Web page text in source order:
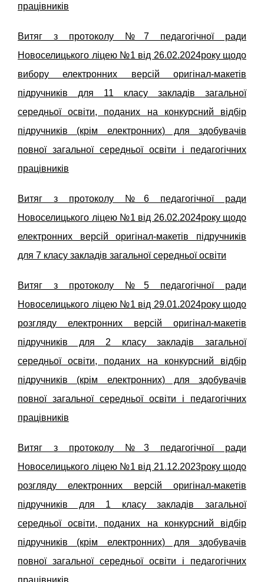
працівників
Витяг з протоколу №7 педагогічної ради
Новоселицького ліцею №1 від 26.02.2024року щодо
вибору електронних версій оригінал-макетів
підручників для 11 класу закладів загальної
середньої освіти, поданих на конкурсний відбір
підручників (крім електронних) для здобувачів
повної загальної середньої освіти і педагогічних
працівників
Витяг з протоколу №6 педагогічної ради
Новоселицького ліцею №1 від 26.02.2024року щодо
електронних версій оригінал-макетів підручників
для 7 класу закладів загальної середньої освіти
Витяг з протоколу №5 педагогічної ради
Новоселицького ліцею №1 від 29.01.2024року щодо
розгляду електронних версій оригінал-макетів
підручників для 2 класу закладів загальної
середньої освіти, поданих на конкурсний відбір
підручників (крім електронних) для здобувачів
повної загальної середньої освіти і педагогічних
працівників
Витяг з протоколу №3 педагогічної ради
Новоселицького ліцею №1 від 21.12.2023року щодо
розгляду електронних версій оригінал-макетів
підручників для 1 класу закладів загальної
середньої освіти, поданих на конкурсний відбір
підручників (крім електронних) для здобувачів
повної загальної середньої освіти і педагогічних
працівників.